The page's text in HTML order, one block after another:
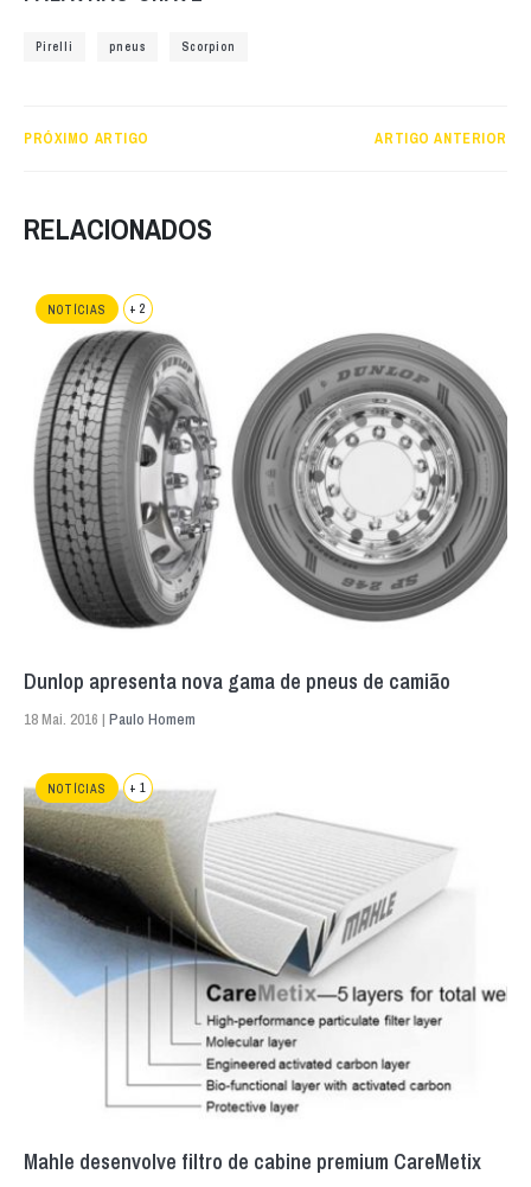
Pirelli pneus Scorpion
PRÓXIMO ARTIGO ARTIGO ANTERIOR
RELACIONADOS
NOTÍCIAS + 2
Dunlop apresenta nova gama de pneus de camião
18 Mai. 2016 | Paulo Homem
NOTÍCIAS + 1
Mahle desenvolve filtro de cabine premium CareMetix